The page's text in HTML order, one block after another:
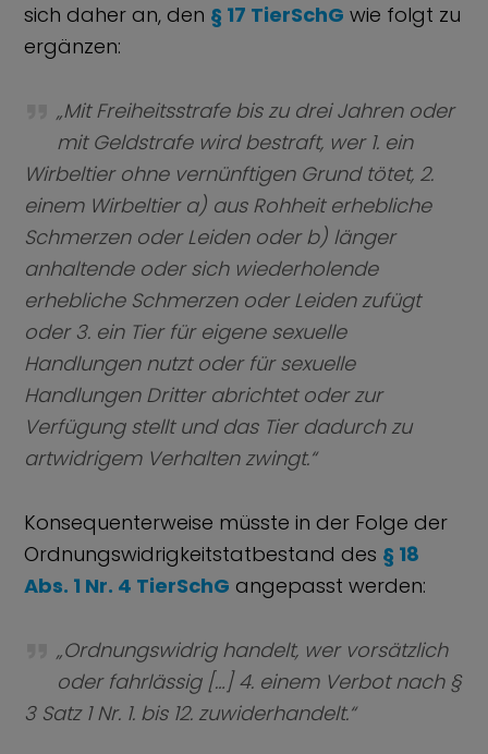
sich daher an, den § 17 TierSchG wie folgt zu
ergänzen:
„Mit Freiheitsstrafe bis zu drei Jahren oder
mit Geldstrafe wird bestraft, wer 1. ein
Wirbeltier ohne vernünftigen Grund tötet, 2.
einem Wirbeltier a) aus Rohheit erhebliche
Schmerzen oder Leiden oder b) länger
anhaltende oder sich wiederholende
erhebliche Schmerzen oder Leiden zufügt
oder 3. ein Tier für eigene sexuelle
Handlungen nutzt oder für sexuelle
Handlungen Dritter abrichtet oder zur
Verfügung stellt und das Tier dadurch zu
artwidrigem Verhalten zwingt.“
Konsequenterweise müsste in der Folge der
Ordnungswidrigkeitstatbestand des § 18
Abs. 1 Nr. 4 TierSchG angepasst werden:
„Ordnungswidrig handelt, wer vorsätzlich
oder fahrlässig […] 4. einem Verbot nach §
3 Satz 1 Nr. 1. bis 12. zuwiderhandelt.“